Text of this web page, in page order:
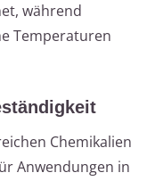
während
Temperaturen
Chemikalien
Anwendungen in